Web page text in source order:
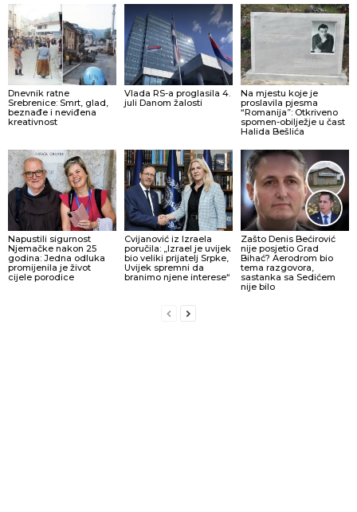
Dnevnik ratne
Srebrenice: Smrt, glad,
beznađe i neviđena
kreativnost
Vlada RS-a proglasila 4.
juli Danom žalosti
Na mjestu koje je
proslavila pjesma
“Romanija”: Otkriveno
spomen-obilježje u čast
Halida Bešlića
Napustili sigurnost
Njemačke nakon 25
godina: Jedna odluka
promijenila je život
cijele porodice
Cvijanović iz Izraela
poručila: „Izrael je uvijek
bio veliki prijatelj Srpke,
Uvijek spremni da
branimo njene interese“
Zašto Denis Bećirović
nije posjetio Grad
Bihać? Aerodrom bio
tema razgovora,
sastanka sa Sedićem
nije bilo